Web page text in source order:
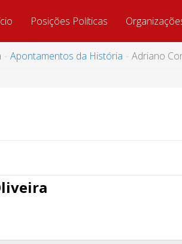
Posições Políticas
Apontamentos da História Adriano